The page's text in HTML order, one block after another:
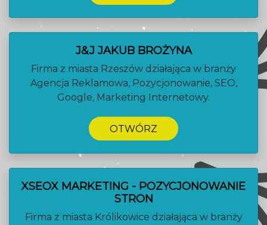
J&J JAKUB BROŻYNA
Firma z miasta Rzeszów działająca w branży
Agencja Reklamowa, Pozycjonowanie, SEO,
Google, Marketing Internetowy.
OTWÓRZ
XSEOX MARKETING - POZYCJONOWANIE
STRON
Firma z miasta Królikowice działająca w branży